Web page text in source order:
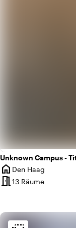
Unknown Campus -
home
Ort
Den Haag
meeting_room13 Räume